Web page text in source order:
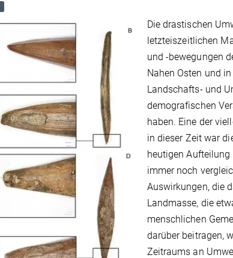
Die drastischen
letzteiszeitlichen
und -bewegungen
Nahen Osten und
Landschafts- und
demografischen
haben. Eine der
in dieser Zeit war
heutigenAufteilung
immer noch
Auswirkungen, die
Landmasse, die
menschlichen
darüber beitragen,
Zeitraums an